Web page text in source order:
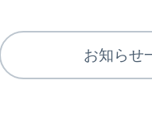
お知らせ